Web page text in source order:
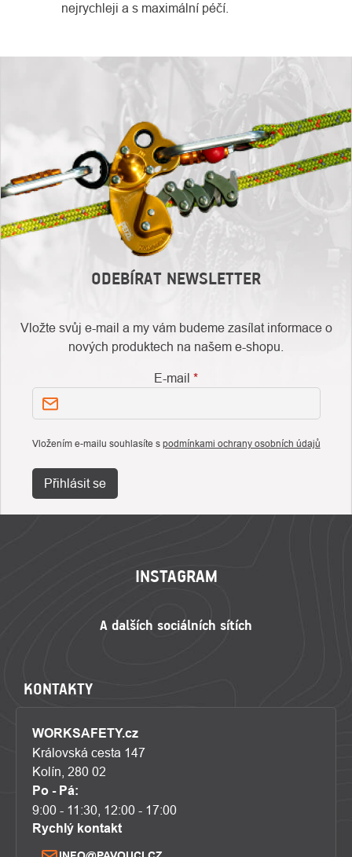
nejrychleji a s maximální péčí.
ODEBÍRAT NEWSLETTER
Vložte svůj e-mail a my vám budeme zasílat informace o
nových produktech na našem e-shopu.
E-mail
Vložením e-mailu souhlasíte s podmínkami ochrany osobních údajů
Přihlásit se
INSTAGRAM
KONTAKTY
WORKSAFETY.cz
Královská cesta 147
Kolín, 280 02
Po - Pá:
9:00 - 11:30, 12:00 - 17:00
Rychlý kontakt